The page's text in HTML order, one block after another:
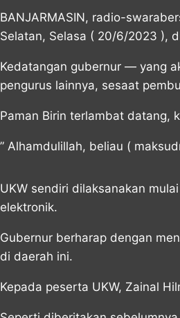
BANJARMASIN, radio-
Selatan, Selasa ( 20/6/2023 ),
Kedatangan gubernur — yang
pengurus lainnya, sesaat
Paman Birin terlambat datang,
” Alhamdulillah, beliau (
UKW sendiri dilaksanakan
elektronik.
Gubernur berharap dengan
di daerah ini.
Kepada peserta UKW, Zainal